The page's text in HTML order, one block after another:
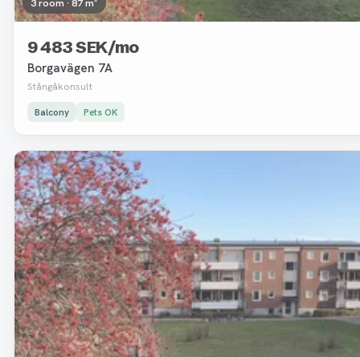
9 483 SEK/mo
Borgavägen 7A
Stångåkonsult
Balcony Pets OK
Removed